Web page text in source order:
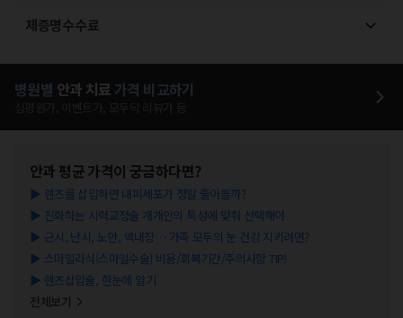
제증명수수료
병원별 안과 치료 가격 비교하기
안과 평균 가격이 궁금하다면?
▶ 렌즈를 삽입하면 내피세포가 정말 줄어들까?
▶ 진화하는 시력교정술 개개인의 특성에 맞춰 선택해야
▶ 근시, 난시, 노안, 백내장… 가족 모두의 눈 건강 지키려면?
▶ 스마일라식(스마일수술) 비용/회복기간/주의사항 TIP!
▶ 렌즈삽입술, 한눈에 알기
전체보기